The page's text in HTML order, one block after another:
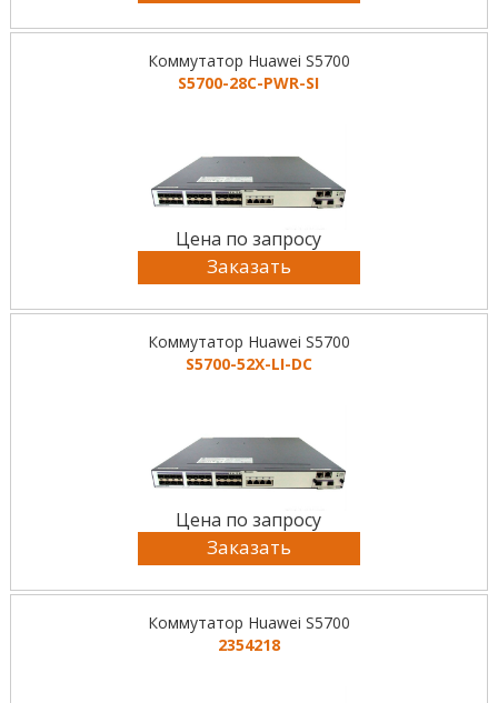
Коммутатор Huawei S5700
S5700-28C-PWR-SI
Цена по запросу
Заказать
Коммутатор Huawei S5700
S5700-52X-LI-DC
Цена по запросу
Заказать
Коммутатор Huawei S5700
2354218